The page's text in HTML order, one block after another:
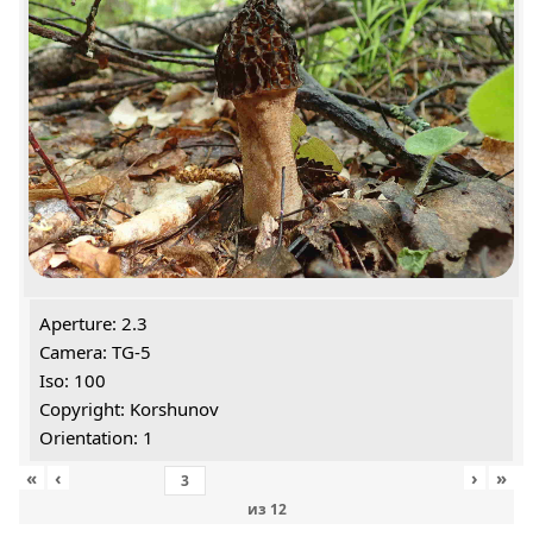
Aperture: 2.3
Camera: TG-5
Iso: 100
Copyright: Korshunov
Orientation: 1
«
‹
из 12
› »